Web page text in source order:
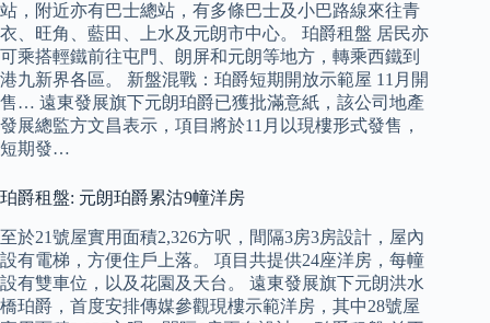
站，附近亦有巴士總站，有多條巴士及小巴路線來往青
衣、旺角、藍田、上水及元朗市中心。 珀爵租盤 居民亦
可乘搭輕鐵前往屯門、朗屏和元朗等地方，轉乘西鐵到
港九新界各區。 新盤混戰：珀爵短期開放示範屋 11月開
售… 遠東發展旗下元朗珀爵已獲批滿意紙，該公司地產
發展總監方文昌表示，項目將於11月以現樓形式發售，
短期發…
珀爵租盤: 元朗珀爵累沽9幢洋房
至於21號屋實用面積2,326方呎，間隔3房3房設計，屋內
設有電梯，方便住戶上落。 項目共提供24座洋房，每幢
設有雙車位，以及花園及天台。 遠東發展旗下元朗洪水
橋珀爵，首度安排傳媒參觀現樓示範洋房，其中28號屋